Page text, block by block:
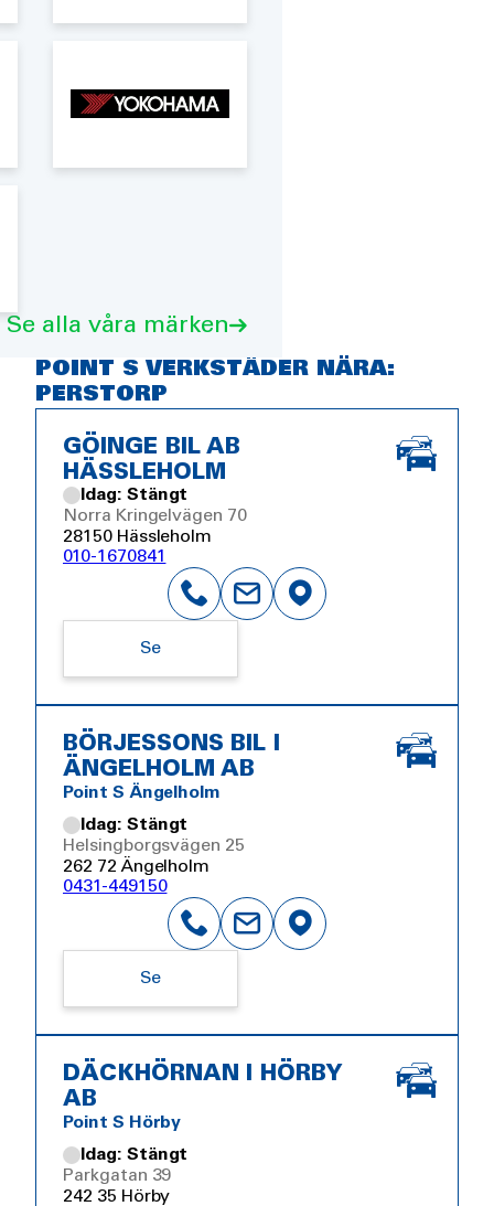
Se alla våra märken
POINT S VERKSTÄDER NÄRA:
PERSTORP
GÖINGE BIL AB
HÄSSLEHOLM
Idag: Stängt
Norra Kringelvägen 70
28150 Hässleholm
010-1670841
Se
BÖRJESSONS BIL I
ÄNGELHOLM AB
Point S Ängelholm
Idag: Stängt
Helsingborgsvägen 25
262 72 Ängelholm
0431-449150
Se
DÄCKHÖRNAN I HÖRBY
AB
Point S Hörby
Idag: Stängt
Parkgatan 39
242 35 Hörby